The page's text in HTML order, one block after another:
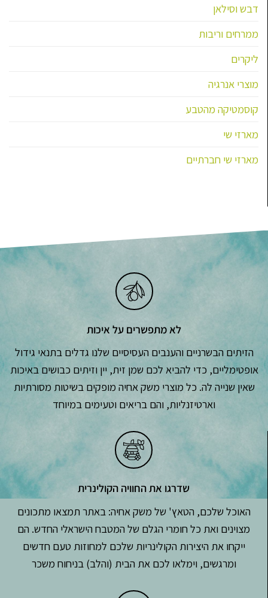
דבש וסילאן
ממרחים וריבות
ליקרים
מוצרי אנרגיה
קוסמטיקה מהטבע
מארזי שי
מארזי שי חברתיים
לא מתפשרים על איכות
הזיתים הבשרניים והענבים העסיסיים שלנו גדלים בתנאי גידול
אופטימליים, כדי להביא לכם שמן זית, יין וזיתים כבושים באיכות
שאין שנייה לה. כל מוצרי משק אחיה מופקים בשיטות מסורתיות
וארטיזנליות, והם בריאים וטעימים במיוחד
שדרגו את החוויה הקולינרית
האוכל שלכם, הטאץ' של משק אחיה: באתר תמצאו מתכונים
מצוינים ואת כל חומרי הגלם של המטבח הישראלי החדש. הם
ייקחו את היצירות הקולינריות שלכם למחוזות טעם חדשים
ומרגשים, וימלאו לכם את הבית (והלב) בניחוח משכר